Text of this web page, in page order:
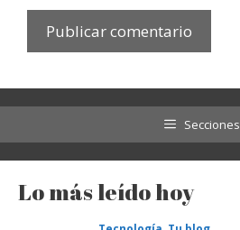
Secciones
Lo más leído hoy